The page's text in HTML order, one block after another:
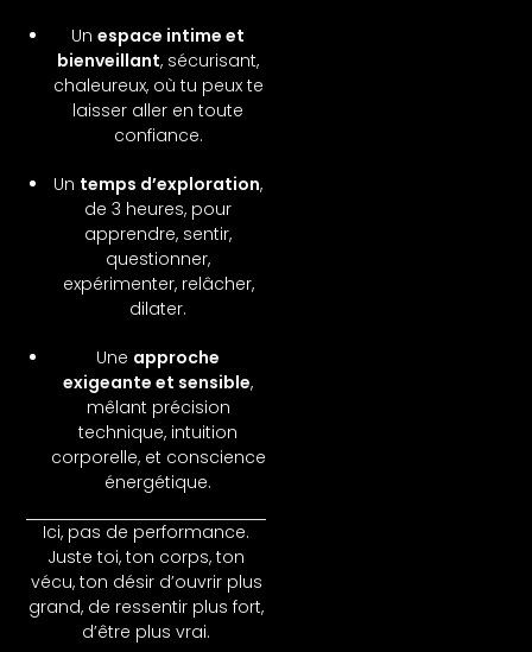
Unespace intime et
bienveillant, sécurisant,
chaleureux, où tu peux te
laisser aller en toute
confiance.
Un temps d’exploration,
de 3 heures, pour
apprendre, sentir,
questionner,
expérimenter, relâcher,
dilater.
Une approche
exigeante et sensible,
mêlant précision
technique, intuition
corporelle, et conscience
énergétique.
Ici, pas de performance.
Juste toi, ton corps, ton
vécu, ton désir d’ouvrir plus
grand, de ressentir plus fort,
d’être plus vrai.